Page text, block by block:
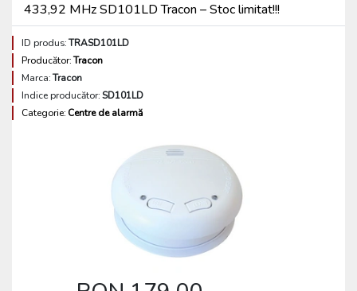
433,92 MHz SD101LD Tracon – Stoc limitat!!!
ID produs:TRASD101LD
Producător:Tracon
Marca:Tracon
Indice producător:SD101LD
Categorie: Centre de alarmă